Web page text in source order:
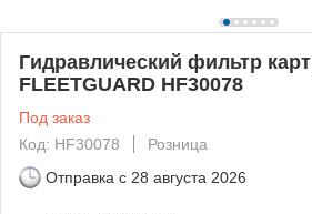
Гидравлический фильтр
FLEETGUARD HF30078
Под заказ
Код: HF30078
Розница
Отправка с 28 августа 2026